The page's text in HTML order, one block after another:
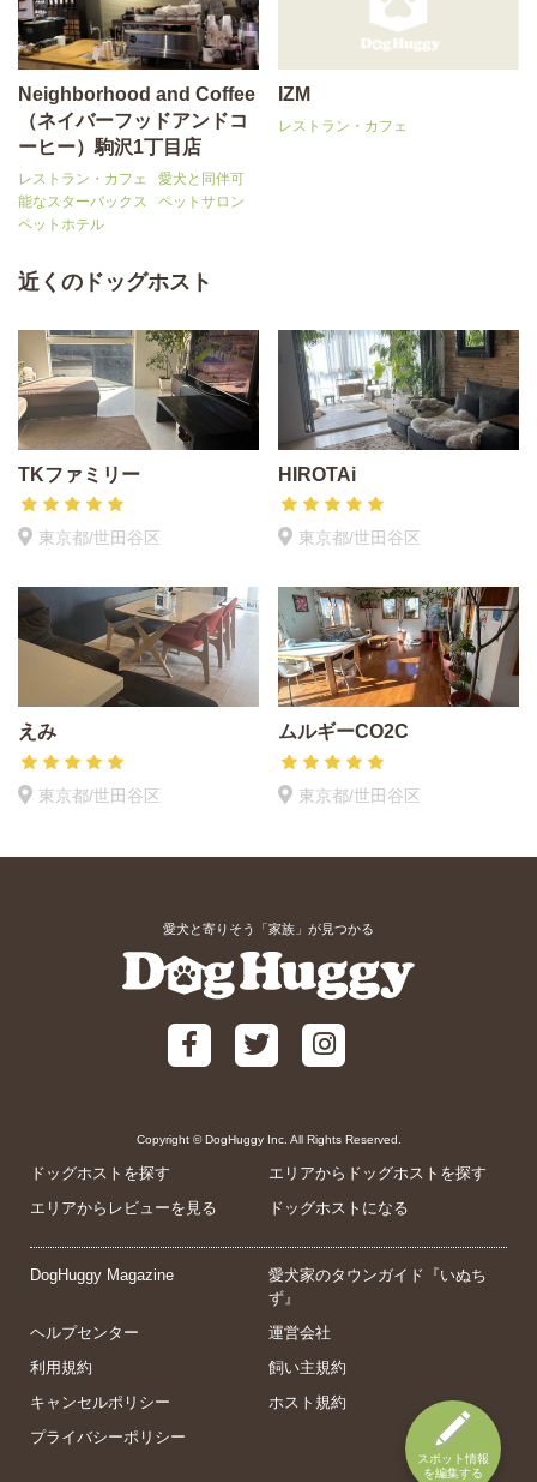
Neighborhood and Coffee
（ネイバーフッドアンドコ
ーヒー）駒沢1丁目店
レストラン・カフェ
愛犬と同伴可
能なスターバックス
ペットサロン
ペットホテル
IZM
レストラン・カフェ
近くのドッグホスト
TKファミリー
東京都/世田谷区
HIROTAi
東京都/世田谷区
えみ
東京都/世田谷区
ムルギーCO2C
東京都/世田谷区
スポット情報
を編集する
愛犬と寄りそう「家族」が見つかる
Copyright © DogHuggy Inc. All Rights Reserved.
ドッグホストを探す
エリアからドッグホストを探す
エリアからレビューを見る
ドッグホストになる
DogHuggy Magazine
愛犬家のタウンガイド『いぬち
ず』
ヘルプセンター
運営会社
利用規約
飼い主規約
キャンセルポリシー
ホスト規約
プライバシーポリシー